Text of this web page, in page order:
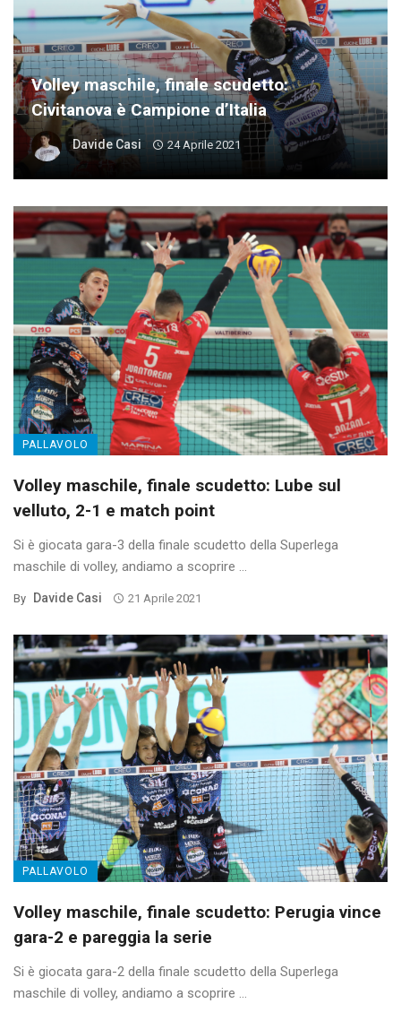
Volley maschile, finale scudetto:
Civitanova è Campione d’Italia
Davide Casi 24 Aprile 2021
PALLAVOLO
Volley maschile, finale scudetto: Lube sul
velluto, 2-1 e match point
Si è giocata gara-3 della finale scudetto della Superlega
maschile di volley, andiamo a scoprire ...
By Davide Casi 21 Aprile 2021
PALLAVOLO
Volley maschile, finale scudetto: Perugia vince
gara-2 e pareggia la serie
Si è giocata gara-2 della finale scudetto della Superlega
maschile di volley, andiamo a scoprire ...